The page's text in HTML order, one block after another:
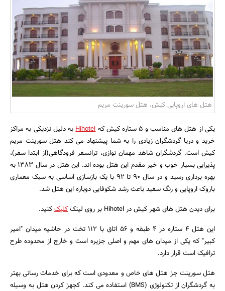
بانک، بیمه و سرمایه
مسکن و ساختمان
هتل های اروپایی کیش، هتل سورینت مریم
یکی از هتل های مناسب و 5 ستاره کیش که Hihotelبه دلیل نزدیکی به مراکز
خرید و دریا گردشگران زیادی را به شما پیشنهاد می کند هتل سورینت مریم
کیش است. گردشگران شاهد مهمان نوازی، ترانسفر فرودگاهی(از ابتدا سفر)،
پذیرایی بسیار خوب و خیر مقدم این هتل بوده اند. این هتل در سال 1383 به
بهره برداری رسید و در سال 90 تا 92 با یک بازسازی اساسی به سبک معماری
باروک اروپایی و رنگ سفید باعث رشد شکوفایی دوباره این هتل شد.
برای دیدن هتل های شهر کیش در Hihotel بر روی لینک
کلیککنید.
این هتل 4 ستاره در 4 طبقه و 56 اتاق با 112 تخت در حاشیه میدان "امیر
کبیر" که یکی از میدان های مهم و اصلی جزیره است و خارج از محدوده طرح
ترافیک است قرار دارد.
هتل سورینت جز هتل های خاص و معدودی است که برای خدمات رسانی بهتر
به گردشگران از تکنولوژی (BMS) استفاده می کند. کجهز کردن هتل به وسیله